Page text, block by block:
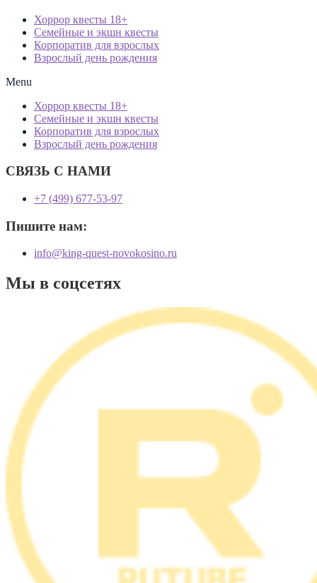
Хоррор квесты 18+
Семейные и экшн квесты
Корпоратив для взрослых
Взрослый день рождения
Menu
Хоррор квесты 18+
Семейные и экшн квесты
Корпоратив для взрослых
Взрослый день рождения
СВЯЗЬ С НАМИ
+7 (499) 677-53-97
Пишите нам:
info@king-quest-novokosino.ru
Мы в соцсетях